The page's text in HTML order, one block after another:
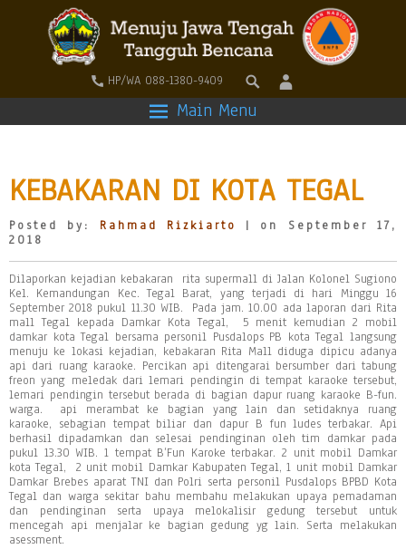
HP/WA 088-1380-9409
Main Menu
KEBAKARAN DI KOTA TEGAL
Posted by: Rahmad Rizkiarto
| on September 17,
2018
Dilaporkan kejadian kebakaran rita supermall di Jalan Kolonel Sugiono
Kel. Kemandungan Kec. Tegal Barat, yang terjadi di hari Minggu 16
September 2018 pukul 11.30 WIB. Pada jam. 10.00 ada laporan dari Rita
mall Tegal kepada Damkar Kota Tegal, 5 menit kemudian 2 mobil
damkar kota Tegal bersama personil Pusdalops PB kota Tegal langsung
menuju ke lokasi kejadian, kebakaran Rita Mall diduga dipicu adanya
api dari ruang karaoke. Percikan api ditengarai bersumber dari tabung
freon yang meledak dari lemari pendingin di tempat karaoke tersebut,
lemari pendingin tersebut berada di bagian dapur ruang karaoke B-fun.
warga. api merambat ke bagian yang lain dan setidaknya ruang
karaoke, sebagian tempat biliar dan dapur B fun ludes terbakar. ‌Api
berhasil dipadamkan dan selesai pendinginan oleh tim damkar pada
pukul 13.30 WIB. 1 tempat B’Fun Karoke terbakar. 2 unit mobil Damkar
kota Tegal, 2 unit mobil Damkar Kabupaten Tegal, 1 unit mobil Damkar
Damkar Brebes aparat TNI dan Polri serta personil Pusdalops BPBD Kota
Tegal dan warga sekitar bahu membahu melakukan upaya pemadaman
dan pendinginan serta upaya melokalisir gedung tersebut untuk
mencegah api menjalar ke bagian gedung yg lain. Serta melakukan
asessment.